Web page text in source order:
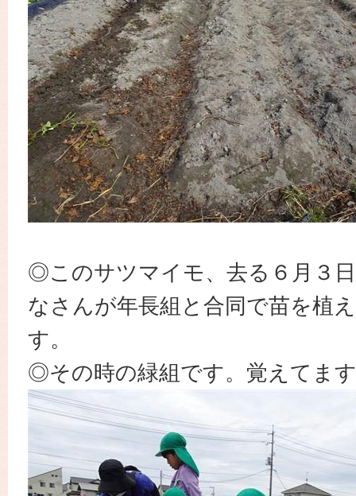
◎このサツマイモ、去る６月３
なさんが年長組と合同で苗を植
す。
◎その時の緑組です。覚えてま